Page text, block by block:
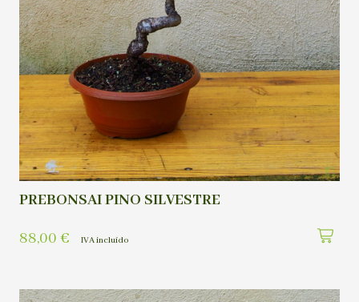
PREBONSAI PINO SILVESTRE
88,00 € IVA incluído